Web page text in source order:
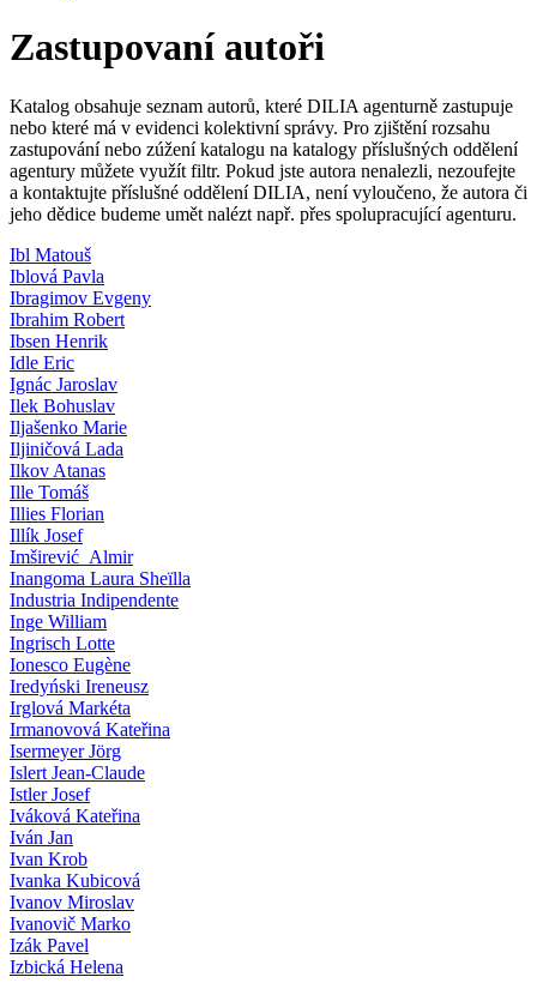
Zastupovaní autoři
Katalog obsahuje seznam autorů, které DILIA agenturně zastupuje
nebo které má v evidenci kolektivní správy. Pro zjištění rozsahu
zastupování nebo zúžení katalogu na katalogy příslušných oddělení
agentury můžete využít filtr. Pokud jste autora nenalezli, nezoufejte
a kontaktujte příslušné oddělení DILIA, není vyloučeno, že autora či
jeho dědice budeme umět nalézt např. přes spolupracující agenturu.
Ibl Matouš
Iblová Pavla
Ibragimov Evgeny
Ibrahim Robert
Ibsen Henrik
Idle Eric
Ignác Jaroslav
Ilek Bohuslav
Iljašenko Marie
Iljiničová Lada
Ilkov Atanas
Ille Tomáš
Illies Florian
Illík Josef
Imširević Almir
Inangoma Laura Sheïlla
Industria Indipendente
Inge William
Ingrisch Lotte
Ionesco Eugène
Iredyński Ireneusz
Irglová Markéta
Irmanovová Kateřina
Isermeyer Jörg
Islert Jean-Claude
Istler Josef
Iváková Kateřina
Iván Jan
Ivan Krob
Ivanka Kubicová
Ivanov Miroslav
Ivanovič Marko
Izák Pavel
Izbická Helena